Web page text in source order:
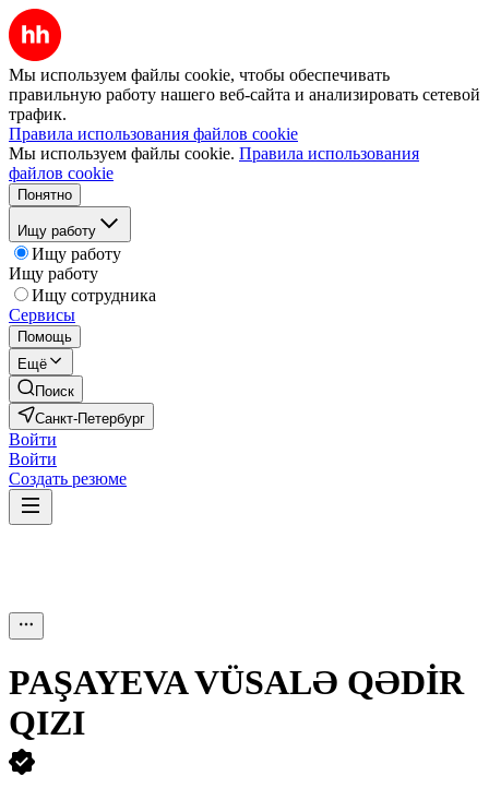
Мы используем файлы cookie, чтобы обеспечивать
правильную работу нашего веб-сайта и анализировать сетевой
трафик.
Правила использования файлов cookie
Мы используем файлы cookie. Правила использования
файлов cookie
Понятно
Ищу работу
Ищу работу
Ищу работу
Ищу сотрудника
Сервисы
Помощь
Ещё
Поиск
Санкт-Петербург
Войти
Войти
Создать резюме
PAŞAYEVA VÜSALƏ QƏDİR
QIZI